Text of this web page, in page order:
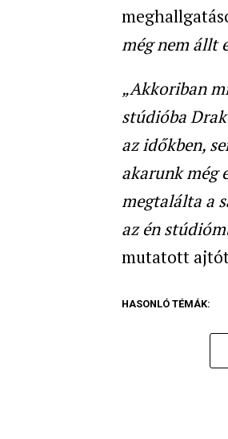
még nem állt
„Akkoriban
stúdióba
az időkben,
akarunk még
megtalálta a
az én
mutatott ajtót
HASONLÓ TÉMÁK: